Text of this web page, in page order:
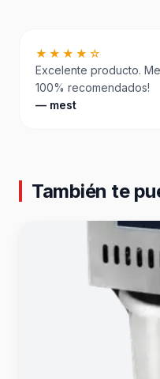
★★★★☆
Excelente producto.
100% recomendados!
— mest
También te